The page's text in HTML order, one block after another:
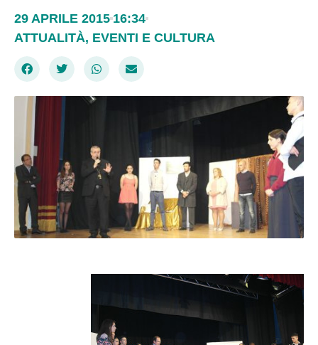
29 APRILE 2015 16:34
ATTUALITÀ, EVENTI E CULTURA